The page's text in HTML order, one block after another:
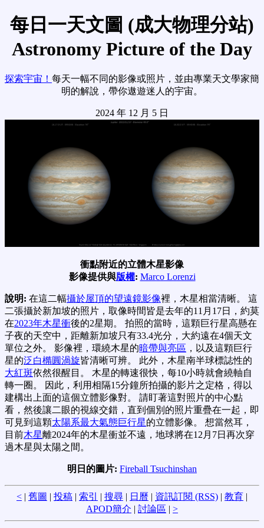
每日一天文圖 (成大物理分站)
Astronomy Picture of the Day
探索宇宙！ 每天一幅不同的影像或照片，並由專業天文學家簡
明的解說，帶你遨遊迷人的宇宙。
2024 年 12 月 5 日
衝點附近的立體木星影像
影像提供與版權: Marco Lorenzi
說明: 在這二幅攝於屋頂的望遠鏡影像裡，木星相當清晰。 這
二張攝於新加坡的照片，取像時間皆是去年的11月17日，約莫
在2023年木星衝後的2星期。 拍照的當時，這顆巨行星高懸在
子夜的天空中，距離新加坡只有33.4光分，大約遠在4個天文
單位之外。 影像裡，環繞木星的暗帶與亮區 ，以及這顆巨行
星的泛白橢圓渦旋皆清晰可辨。 此外，木星南半球標誌性的
大紅斑依然很醒目。 木星的轉速很快，每10小時就會繞軸自
轉一圈。 因此，利用相隔15分鐘所拍攝的影片之定格，得以
建構出上面的這個立體影像對。 請盯著這對照片的中心點
看，然後讓二眼的視線交錯，直到個別的照片重疊在一起，即
可見到這顆太陽系最大氣態巨行星的立體影像。 想當然耳，
目前木星離2024年的木星衝並不遠，地球將在12月7日再次穿
過木星與太陽之間。
明日的圖片: Fireball Tsuchinshan
< | 舊圖 | 投稿 | 索引 | 搜尋 | 日曆 | 資訊訂閱 (RSS) | 教育 |
APOD簡介 | 討論區 | >